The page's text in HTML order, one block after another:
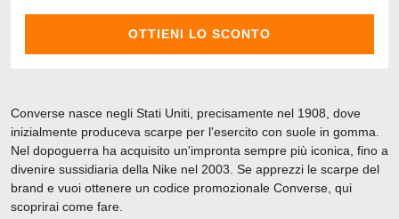
OTTIENI LO SCONTO
Converse nasce negli Stati Uniti, precisamente nel 1908, dove
inizialmente produceva scarpe per l'esercito con suole in gomma.
Nel dopoguerra ha acquisito un'impronta sempre più iconica, fino a
divenire sussidiaria della Nike nel 2003. Se apprezzi le scarpe del
brand e vuoi ottenere un codice promozionale Converse, qui
scoprirai come fare.